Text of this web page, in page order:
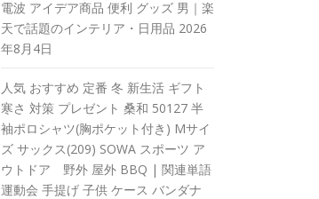
電波 アイデア商品 便利 グッズ 男｜楽
天で話題のインテリア・日用品 2026
年8月4日
人気 おすすめ 定番 冬 新生活 ギフト
寒さ 対策 プレゼント 桑和 50127 半
袖ポロシャツ(胸ポケット付き) Mサイ
ズ サックス(209) SOWA スポーツ ア
ウトドア 野外 屋外 BBQ | 関連単語
運動会 手提げ 子供 ケース バンダナ